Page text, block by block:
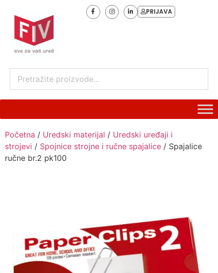
PRIJAVA
Početna / Uredski materijal / Uredski uređaji i
strojevi / Spojnice strojne i ručne spajalice / Spajalice
ručne br.2 pk100